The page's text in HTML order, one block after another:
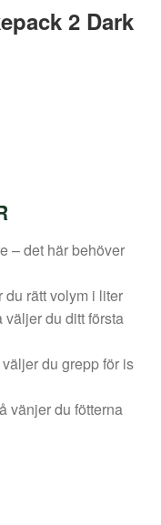
2 Dark
– det här behöver
rätt volym i liter
väljer du ditt första
du grepp för is
vänjer du fötterna